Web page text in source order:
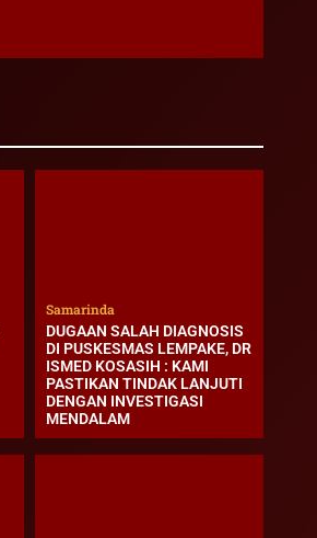
Samarinda
DUGAAN SALAH DIAGNOSIS
DI PUSKESMAS LEMPAKE, DR
ISMED KOSASIH : KAMI
PASTIKAN TINDAK LANJUTI
DENGAN INVESTIGASI
MENDALAM